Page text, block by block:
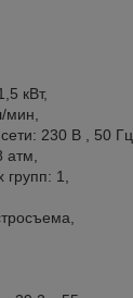
кВт,
мин,
230 В , 50 Гц,
1,